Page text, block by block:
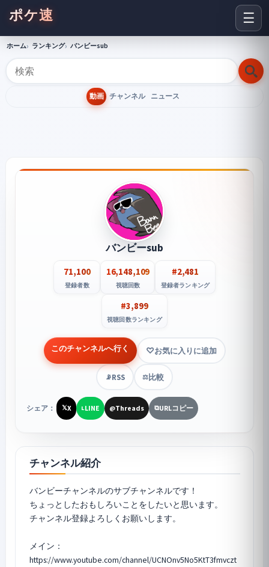
☰
ポケ速
ホーム ランキング バンビーsub
動画 チャンネル ニュース
バンビーsub
71,100
登録者数
16,148,109
視聴回数
#2,481
登録者ランキング
#3,899
視聴回数ランキング
このチャンネルへ行く お気に入りに追加
📡RSS ⚖️比較
シェア： 𝕏X LLINE @Threads ⧉URLコピー
チャンネル紹介
バンビーチャンネルのサブチャンネルです！
ちょっとしたおもしろいことをしたいと思います。
チャンネル登録よろしくお願いします。
メイン：
https://www.youtube.com/channel/UCNOnv5No5KtT3fmvczt